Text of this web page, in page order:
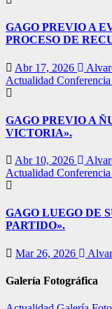
GAGO PREVIO A
PROCESO DE
Abr 17, 2026
Actualidad Conferencia
GAGO PREVIO A
VICTORIA».
Abr 10, 2026
Actualidad Conferencia
GAGO LUEGO DE
PARTIDO».
Mar 26, 2026
Galería Fotográfica